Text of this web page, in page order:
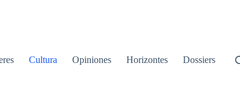
Cultura Opiniones Horizontes Dossiers